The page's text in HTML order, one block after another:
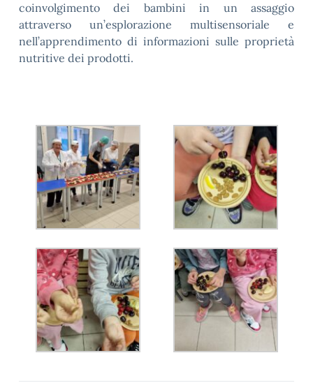
coinvolgimento dei bambini in un assaggio
attraverso un’esplorazione multisensoriale e
nell’apprendimento di informazioni sulle proprietà
nutritive dei prodotti.